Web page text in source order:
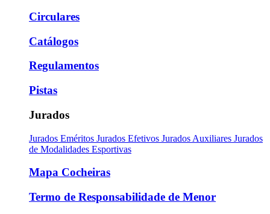
Circulares
Catálogos
Regulamentos
Pistas
Jurados
Jurados Eméritos Jurados Efetivos Jurados Auxiliares Jurados
de Modalidades Esportivas
Mapa Cocheiras
Termo de Responsabilidade de Menor